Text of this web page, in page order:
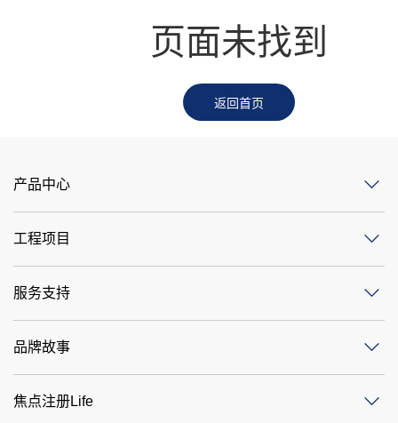
页面未找到
返回首页
产品中心
工程项目
服务支持
品牌故事
焦点注册Life